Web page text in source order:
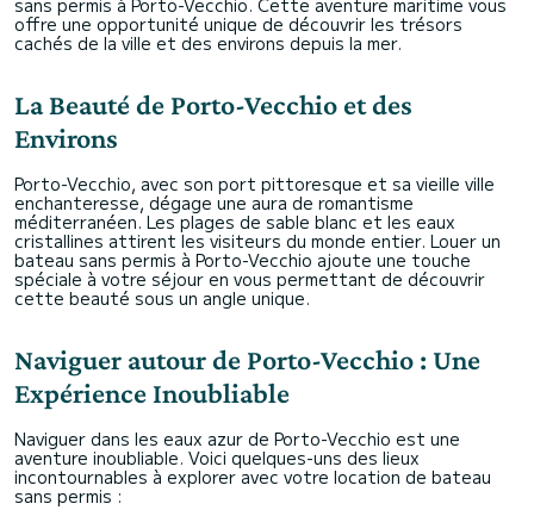
sans permis à Porto-Vecchio. Cette aventure maritime vous
offre une opportunité unique de découvrir les trésors
cachés de la ville et des environs depuis la mer.
La Beauté de Porto-Vecchio et des
Environs
Porto-Vecchio, avec son port pittoresque et sa vieille ville
enchanteresse, dégage une aura de romantisme
méditerranéen. Les plages de sable blanc et les eaux
cristallines attirent les visiteurs du monde entier. Louer un
bateau sans permis à Porto-Vecchio ajoute une touche
spéciale à votre séjour en vous permettant de découvrir
cette beauté sous un angle unique.
Naviguer autour de Porto-Vecchio : Une
Expérience Inoubliable
Naviguer dans les eaux azur de Porto-Vecchio est une
aventure inoubliable. Voici quelques-uns des lieux
incontournables à explorer avec votre location de bateau
sans permis :